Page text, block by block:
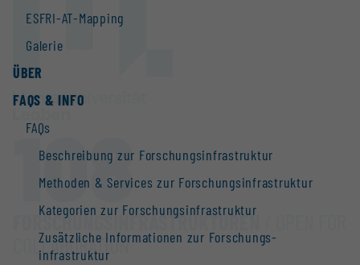
ESFRI-AT-Mapping
Galerie
ÜBER
FAQS & INFO
FAQs
Beschreibung zur Forschungs­infrastruktur
Methoden & Services zur Forschungs­infrastruktur
Kategorien zur Forschungs­infrastruktur
Zusätzliche Informationen zur Forschungs­
infrastruktur
108
FORSCHUNGS­INFRASTRUKTUREN
COLLABORATION